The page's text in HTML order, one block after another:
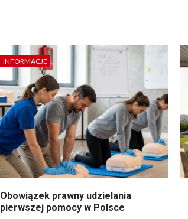
INFORMACJE
Obowiązek prawny udzielania
pierwszej pomocy w Polsce